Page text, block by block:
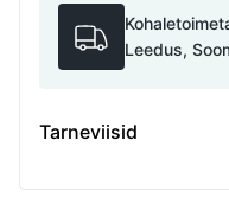
Leedus,
Tarneviisid